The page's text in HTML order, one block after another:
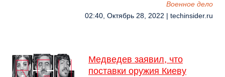
Военное дело
02:40, Октябрь 28, 2022 | techinsider.ru
Медведев заявил, что
поставки оружия Киеву